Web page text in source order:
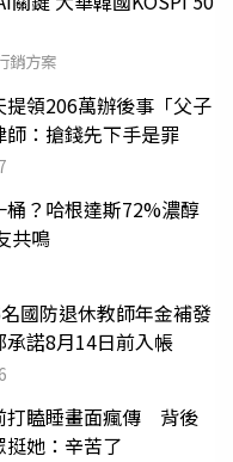
銷方案
提領206萬辦後事「父子
：搶錢先下手是罪
桶？哈根達斯72%濃醇
共鳴
國防退休教師年金補發
諾8月14日前入帳
打瞌睡畫面瘋傳 背後
她：辛苦了